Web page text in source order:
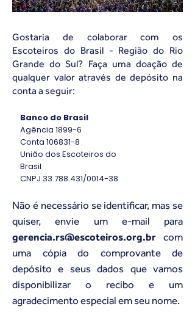
Gostaria de colaborar com os
Escoteiros do Brasil - Região do Rio
Grande do Sul? Faça uma doação de
qualquer valor através de depósito na
conta a seguir:
Banco do Brasil
Agência 1899-6
Conta 106831-8
União dos Escoteiros do
Brasil
CNPJ 33.788.431/0014-38
Não é necessário se identificar, mas se
quiser, envie um e-mail para
gerencia.rs@escoteiros.org.br com
uma cópia do comprovante de
depósito e seus dados que vamos
disponibilizar o recibo e um
agradecimento especial em seu nome.